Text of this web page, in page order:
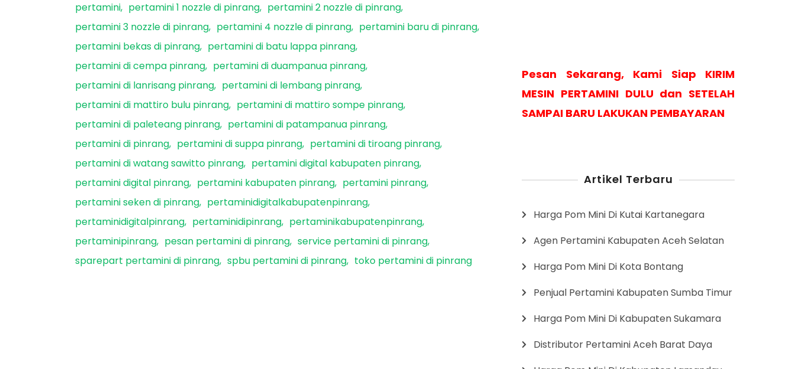
pertamini
pertamini 1 nozzle di pinrang
pertamini 2 nozzle di pinrang
pertamini 3 nozzle di pinrang
pertamini 4 nozzle di pinrang
pertamini baru di pinrang
pertamini bekas di pinrang
pertamini di batu lappa pinrang
pertamini di cempa pinrang
pertamini di duampanua pinrang
pertamini di lanrisang pinrang
pertamini di lembang pinrang
pertamini di mattiro bulu pinrang
pertamini di mattiro sompe pinrang
pertamini di paleteang pinrang
pertamini di patampanua pinrang
pertamini di pinrang
pertamini di suppa pinrang
pertamini di tiroang pinrang
pertamini di watang sawitto pinrang
pertamini digital kabupaten pinrang
pertamini digital pinrang
pertamini kabupaten pinrang
pertamini pinrang
pertamini seken di pinrang
pertaminidigitalkabupatenpinrang
pertaminidigitalpinrang
pertaminidipinrang
pertaminikabupatenpinrang
pertaminipinrang
pesan pertamini di pinrang service pertamini di pinrang
sparepart pertamini di pinrang spbu pertamini di pinrang toko pertamini di pinrang
Pesan Sekarang, Kami Siap KIRIM
MESIN PERTAMINI DULU dan SETELAH
SAMPAI BARU LAKUKAN PEMBAYARAN
Artikel Terbaru
Harga Pom Mini Di Kutai Kartanegara
Agen Pertamini Kabupaten Aceh Selatan
Harga Pom Mini Di Kota Bontang
Penjual Pertamini Kabupaten Sumba Timur
Harga Pom Mini Di Kabupaten Sukamara
Distributor Pertamini Aceh Barat Daya